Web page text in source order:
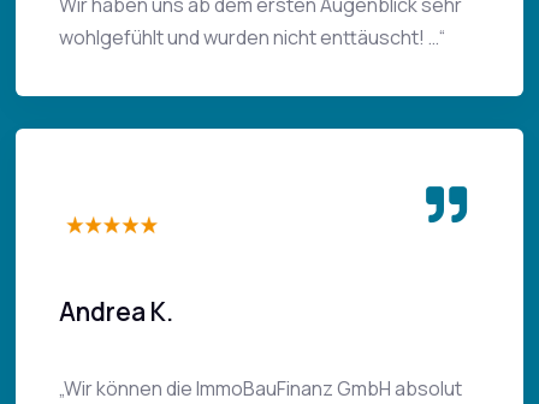
Wir haben uns ab dem ersten Augenblick sehr
wohlgefühlt und wurden nicht enttäuscht! …“
Andrea K.
„Wir können die ImmoBauFinanz GmbH absolut